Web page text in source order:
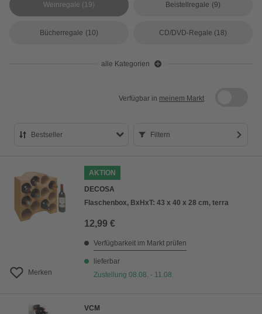
Weinregale (19) Beistellregale (9)
Bücherregale (10) CD/DVD-Regale (18)
alle Kategorien
Verfügbar in meinem Markt
Bestseller
Preis aufsteigend
Preis absteigend
Filtern
Merken
AKTION
DECOSA
Flaschenbox, BxHxT: 43 x 40 x 28 cm, terra
12,99 €
Verfügbarkeit im Markt prüfen
lieferbar
Zustellung 08.08. - 11.08.
VCM